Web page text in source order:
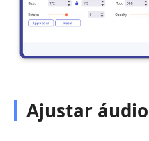
Ajustar áudio